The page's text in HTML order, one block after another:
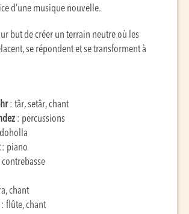
d’une musique nouvelle.
but de créer un terrain neutre où les
se répondent et se transforment à
: târ, setâr, chant
: percussions
: piano
chant
: flûte, chant